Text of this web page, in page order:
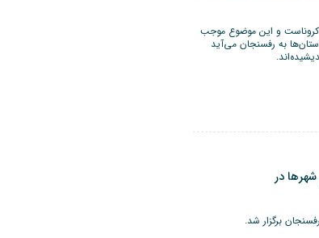
و این موضوع موجب
به رفسنجان می‌آید
در
برگزار شد.